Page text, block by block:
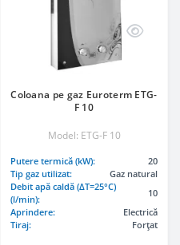
Coloana pe gaz Euroterm ETG-
F 10
Model: ETG-F 10
Putere termică (kW):
20
Tip gaz utilizat:
Gaz natural
Debit apă caldă (ΔT=25°C)
(l/min):
10
Aprindere:
Electrică
Tiraj:
Forțat